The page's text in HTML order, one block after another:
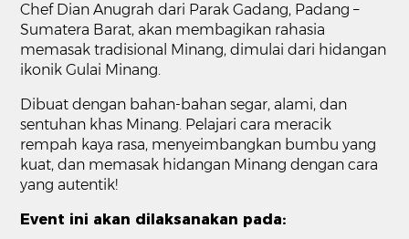
Chef Dian Anugrah dari Parak Gadang, Padang –
Sumatera Barat, akan membagikan rahasia
memasak tradisional Minang, dimulai dari hidangan
ikonik Gulai Minang.
Dibuat dengan bahan-bahan segar, alami, dan
sentuhan khas Minang. Pelajari cara meracik
rempah kaya rasa, menyeimbangkan bumbu yang
kuat, dan memasak hidangan Minang dengan cara
yang autentik!
Event ini akan dilaksanakan pada: